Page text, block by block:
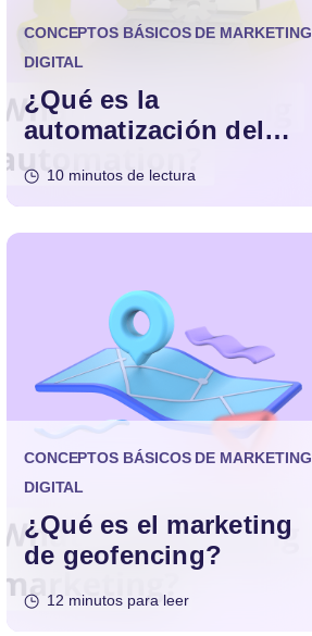
CONCEPTOS BÁSICOS DE MARKETING
DIGITAL
¿Qué es la
automatización del
marketing?
10 minutos de lectura
CONCEPTOS BÁSICOS DE MARKETING
DIGITAL
¿Qué es el marketing
de geofencing?
12 minutos para leer